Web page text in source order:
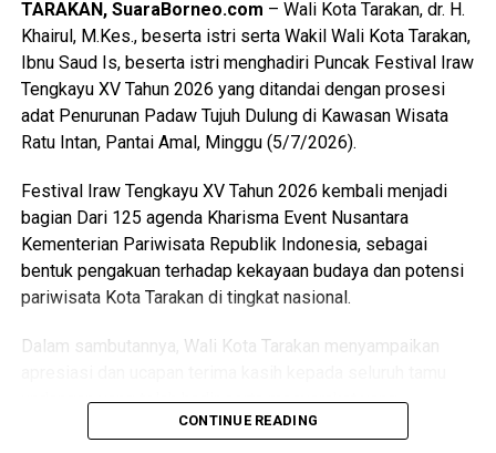
fasilitas yang lebih memadai, semangat belajar dan proses
pembinaan peserta didik dapat semakin meningkat.
Mengakhiri sambutannya, Wakil Wali Kota menyampaikan
apresiasi dan terima kasih kepada seluruh guru dan tenaga
pendidik yang telah dengan penuh dedikasi membimbing
pendidikan, sehingga mampu mencetak generasi yang
berkarakter, mandiri, dan berprestasi. (Adv/Mandu)
Views: 46
Bagikan ke
Messenger
TARAKAN, SuaraBorneo.com – Wali Kota Tarakan, dr. H.
Khairul, M.Kes., beserta istri serta Wakil Wali Kota Tarakan,
Ibnu Saud Is, beserta istri menghadiri Puncak Festival Iraw
Tengkayu XV Tahun 2026 yang ditandai dengan prosesi
adat Penurunan Padaw Tujuh Dulung di Kawasan Wisata
Ratu Intan, Pantai Amal, Minggu (5/7/2026).
Festival Iraw Tengkayu XV Tahun 2026 kembali menjadi
bagian Dari 125 agenda Kharisma Event Nusantara
Kementerian Pariwisata Republik Indonesia, sebagai
bentuk pengakuan terhadap kekayaan budaya dan potensi
pariwisata Kota Tarakan di tingkat nasional.
Dalam sambutannya, Wali Kota Tarakan menyampaikan
undangan yang telah hadir serta masyarakat yang
memadati lokasi acara dengan penuh antusias untuk
CONTINUE READING